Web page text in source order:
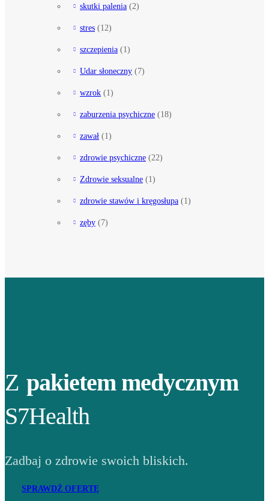
skutki palenia (2)
stres (12)
szczepienia (1)
Udar słoneczny (7)
wzrok (1)
zaburzenia psychiczne (18)
zawał (1)
zdrowie psychiczne (22)
Zdrowie seksualne (1)
zdrowie stawów i kręgosłupa (1)
zęby (7)
Z pakietem medycznym
S7Health
Zadbaj o zdrowie swoich bliskich.
SPRAWDŹ OFERTĘ